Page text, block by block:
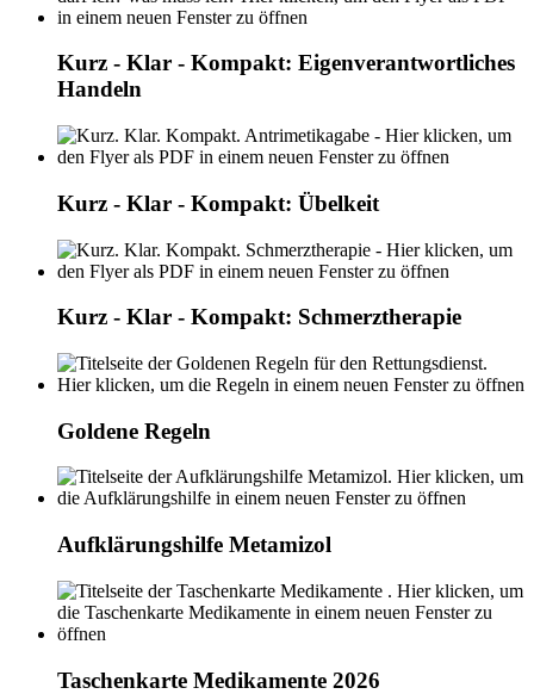
Kurz - Klar - Kompakt: Eigenverantwortliches
Handeln
Kurz - Klar - Kompakt: Übelkeit
Kurz - Klar - Kompakt: Schmerztherapie
Goldene Regeln
Aufklärungshilfe Metamizol
Taschenkarte Medikamente 2026